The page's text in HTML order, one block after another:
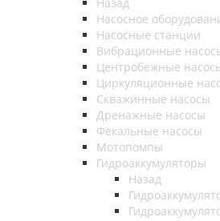
Насосное
Насосные станции
Вибрационные
Центробежные
Циркуляционные
Скважинные насосы
Дренажные насосы
Фекальные насосы
Мотопомпы
Гидроаккумуляторы
Назад